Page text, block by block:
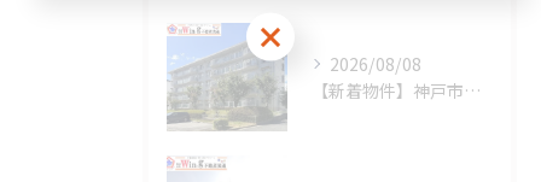
2026/08/08
【新着物件】神戸市須磨区
お問い合わせはこちら